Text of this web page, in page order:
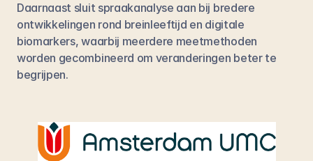
Daarnaast sluit spraakanalyse aan bij bredere
ontwikkelingen rond breinleeftijd en digitale
biomarkers, waarbij meerdere meetmethoden
worden gecombineerd om veranderingen beter te
begrijpen.